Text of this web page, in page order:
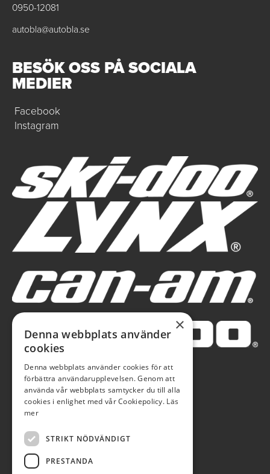
0950-12081
autobla@autobla.se
BESÖK OSS PÅ SOCIALA
MEDIER
Facebook
Instagram
×
Denna webbplats använder
cookies
Denna webbplats använder cookies för att
förbättra användarupplevelsen. Genom att
använda vår webbplats samtycker du till alla
cookies i enlighet med vår Cookiepolicy. Läs
mer
STRIKT NÖDVÄNDIGT
PRESTANDA